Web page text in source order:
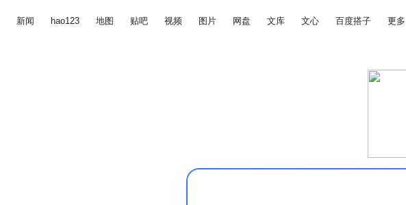
新闻 hao123 地图 贴吧 视频 图片 网盘 文库 文心 百度搭子 更多